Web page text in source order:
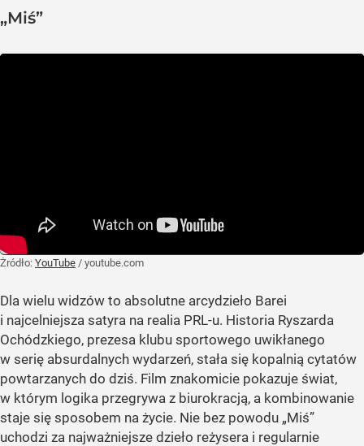
„Miś”
Żródło: YouTube / youtube.com
Dla wielu widzów to absolutne arcydzieło Barei
i najcelniejsza satyra na realia PRL-u. Historia Ryszarda
Ochódzkiego, prezesa klubu sportowego uwikłanego
w serię absurdalnych wydarzeń, stała się kopalnią cytatów
powtarzanych do dziś. Film znakomicie pokazuje świat,
w którym logika przegrywa z biurokracją, a kombinowanie
staje się sposobem na życie. Nie bez powodu „Miś”
uchodzi za najważniejsze dzieło reżysera i regularnie